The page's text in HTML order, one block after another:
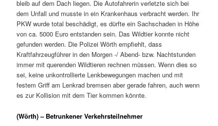
bleib auf dem Dach liegen. Die Autofahrerin verletzte sich bei
dem Unfall und musste in ein Krankenhaus verbracht werden. Ihr
PKW wurde total beschädigt, es dürfte ein Sachschaden in Höhe
von ca. 5000 Euro entstanden sein. Das Wildtier konnte nicht
gefunden werden. Die Polizei Wörth empfiehlt, dass
Kraftfahrzeugführer in den Morgen -/ Abend- bzw. Nachtstunden
immer mit querenden Wildtieren rechnen müssen. Wenn dies so
sei, keine unkontrollierte Lenkbewegungen machen und mit
festem Griff am Lenkrad bremsen aber gerade fahren, auch wenn
es zur Kollision mit dem Tier kommen könnte.
(Wörth) – Betrunkener Verkehrsteilnehmer